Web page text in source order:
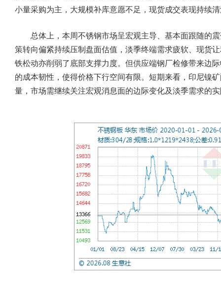
小量采购为主，大规模补库意愿不足，现货成交表现持续
总体上，本周不锈钢市场呈宏观主导、基本面跟随的震
策转向偏紧持续压制盘面估值，淡季终端需求疲软、现货
铁松动亦削弱了底部支撑力度。但供应端钢厂检修带来边
的成本韧性，使得价格下行空间有限。短期来看，印尼镍
量，市场需继续关注宏观消息面的边际变化及淡季需求的